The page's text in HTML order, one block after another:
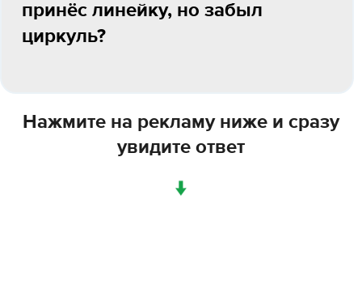
принёс линейку, но забыл
циркуль?
Нажмите на рекламу ниже и сразу
увидите ответ
↓